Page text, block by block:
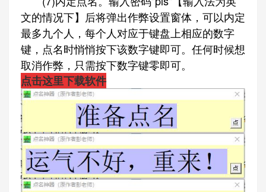
文的情况下】后将弹出作弊设置窗体，可以内定
最多九个人，每个人对应于键盘上相应的数字
键，点名时悄悄按下该数字键即可。任何时候想
取消作弊，只需按下数字键零即可。
点击这里下载软件